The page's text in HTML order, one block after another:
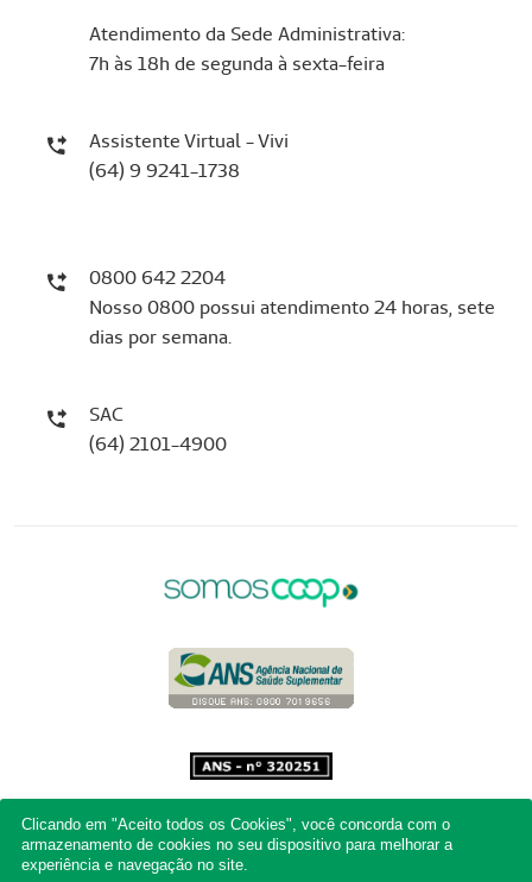
Atendimento da Sede Administrativa:
7h às 18h de segunda à sexta-feira
Assistente Virtual - Vivi
(64) 9 9241-1738
0800 642 2204
Nosso 0800 possui atendimento 24 horas, sete
dias por semana.
SAC
(64) 2101-4900
Copyright 2001 - 2026 Unimed do
Brasil - Todos os direitos reservados
Clicando em "Aceito todos os Cookies", você concorda com o
armazenamento de cookies no seu dispositivo para melhorar a
experiência e navegação no site.